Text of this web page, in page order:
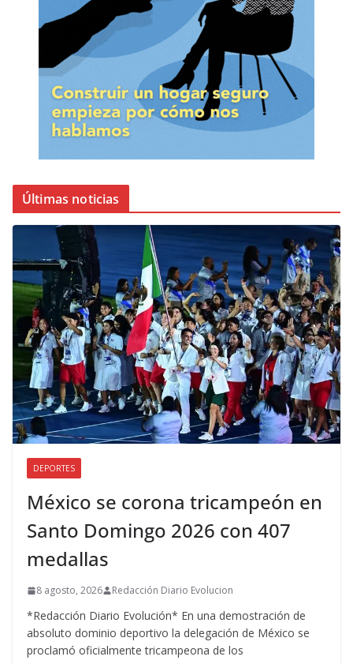
Últimas noticias
DEPORTES
México se corona tricampeón en
Santo Domingo 2026 con 407
medallas
8 agosto, 2026 Redacción Diario Evolucion
*Redacción Diario Evolución* En una demostración de
absoluto dominio deportivo la delegación de México se
proclamó oficialmente tricampeona de los